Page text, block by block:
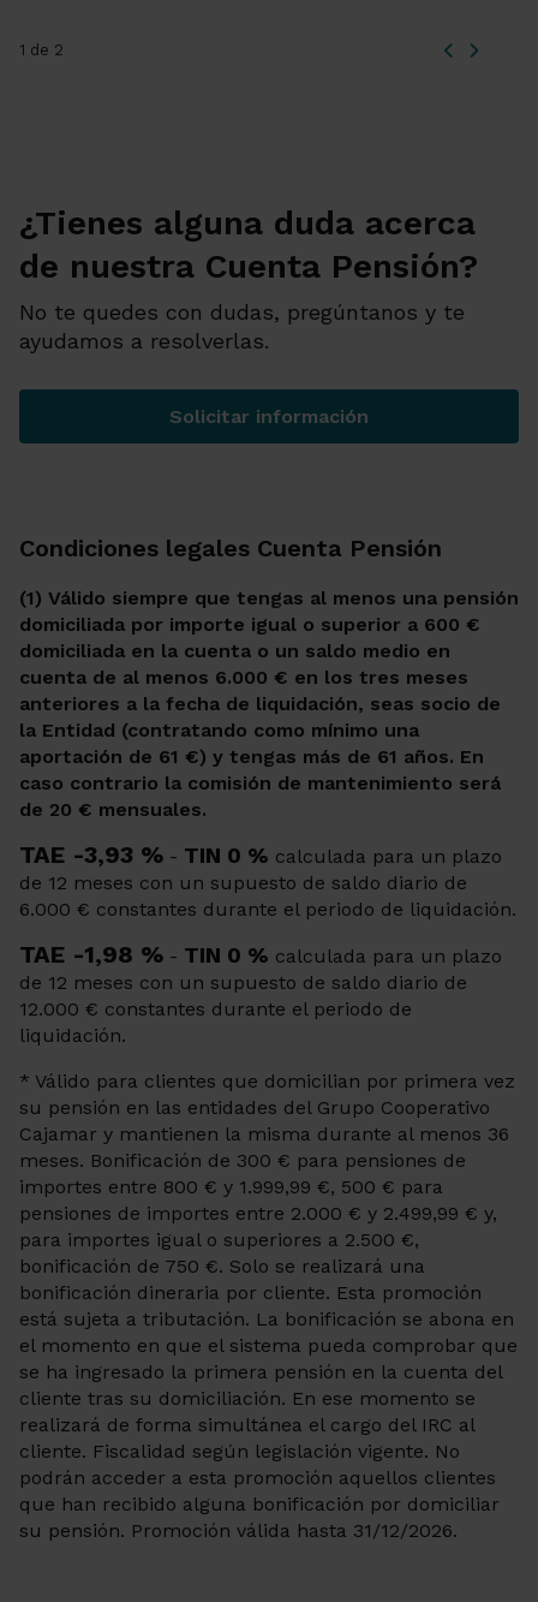
1 de 2
¿Tienes alguna duda acerca
de nuestra Cuenta Pensión?
No te quedes con dudas, pregúntanos y te
ayudamos a resolverlas.
Solicitar información¿Tienes alguna duda
Condiciones legales Cuenta Pensión
(1) Válido siempre que tengas al menos una pensión
domiciliada por importe igual o superior a 600 €
domiciliada en la cuenta o un saldo medio en
cuenta de al menos 6.000 € en los tres meses
anteriores a la fecha de liquidación, seas socio de
la Entidad (contratando como mínimo una
aportación de 61 €) y tengas más de 61 años. En
caso contrario la comisión de mantenimiento será
de 20 € mensuales.
TAE -3,93 % - TIN 0 % calculada para un plazo
de 12 meses con un supuesto de saldo diario de
6.000 € constantes durante el periodo de liquidación.
TAE -1,98 % - TIN 0 % calculada para un plazo
de 12 meses con un supuesto de saldo diario de
12.000 € constantes durante el periodo de
liquidación.
* Válido para clientes que domicilian por primera vez
su pensión en las entidades del Grupo Cooperativo
Cajamar y mantienen la misma durante al menos 36
meses. Bonificación de 300 € para pensiones de
importes entre 800 € y 1.999,99 €, 500 € para
pensiones de importes entre 2.000 € y 2.499,99 € y,
para importes igual o superiores a 2.500 €,
bonificación de 750 €. Solo se realizará una
bonificación dineraria por cliente. Esta promoción
está sujeta a tributación. La bonificación se abona en
el momento en que el sistema pueda comprobar que
se ha ingresado la primera pensión en la cuenta del
cliente tras su domiciliación. En ese momento se
realizará de forma simultánea el cargo del IRC al
cliente. Fiscalidad según legislación vigente. No
podrán acceder a esta promoción aquellos clientes
que han recibido alguna bonificación por domiciliar
su pensión. Promoción válida hasta 31/12/2026.